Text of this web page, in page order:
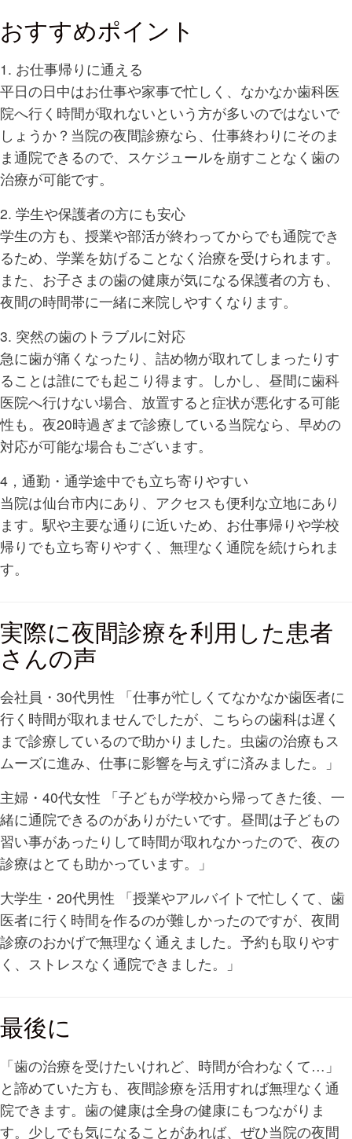
おすすめポイント
1. お仕事帰りに通える
平日の日中はお仕事や家事で忙しく、なかなか歯科医
院へ行く時間が取れないという方が多いのではないで
しょうか？当院の夜間診療なら、仕事終わりにそのま
ま通院できるので、スケジュールを崩すことなく歯の
治療が可能です。
2. 学生や保護者の方にも安心
学生の方も、授業や部活が終わってからでも通院でき
るため、学業を妨げることなく治療を受けられます。
また、お子さまの歯の健康が気になる保護者の方も、
夜間の時間帯に一緒に来院しやすくなります。
3. 突然の歯のトラブルに対応
急に歯が痛くなったり、詰め物が取れてしまったりす
ることは誰にでも起こり得ます。しかし、昼間に歯科
医院へ行けない場合、放置すると症状が悪化する可能
性も。夜20時過ぎまで診療している当院なら、早めの
対応が可能な場合もございます。
4，通勤・通学途中でも立ち寄りやすい
当院は仙台市内にあり、アクセスも便利な立地にあり
ます。駅や主要な通りに近いため、お仕事帰りや学校
帰りでも立ち寄りやすく、無理なく通院を続けられま
す。
実際に夜間診療を利用した患者
さんの声
会社員・30代男性 「仕事が忙しくてなかなか歯医者に
行く時間が取れませんでしたが、こちらの歯科は遅く
まで診療しているので助かりました。虫歯の治療もス
ムーズに進み、仕事に影響を与えずに済みました。」
主婦・40代女性 「子どもが学校から帰ってきた後、一
緒に通院できるのがありがたいです。昼間は子どもの
習い事があったりして時間が取れなかったので、夜の
診療はとても助かっています。」
大学生・20代男性 「授業やアルバイトで忙しくて、歯
医者に行く時間を作るのが難しかったのですが、夜間
診療のおかげで無理なく通えました。予約も取りやす
く、ストレスなく通院できました。」
最後に
「歯の治療を受けたいけれど、時間が合わなくて…」
と諦めていた方も、夜間診療を活用すれば無理なく通
院できます。歯の健康は全身の健康にもつながりま
す。少しでも気になることがあれば、ぜひ当院の夜間